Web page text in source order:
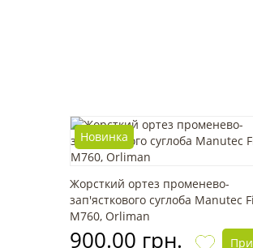
Новинка
Жорсткий ортез променево-
зап'ясткового суглоба Manutec
M760, Orliman
900.00 грн.